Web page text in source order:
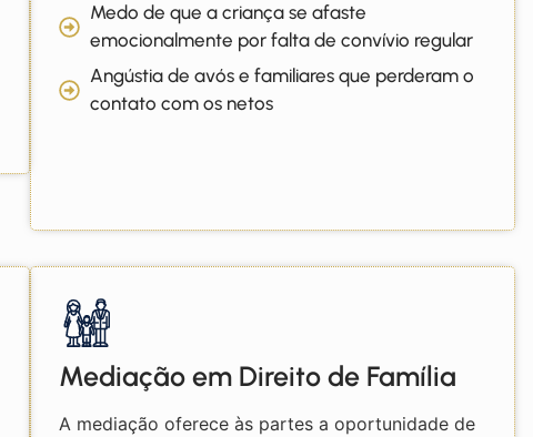
Medo de que a criança se afaste
emocionalmente por falta de convívio regular
Angústia de avós e familiares que perderam o
contato com os netos
Mediação em Direito de Família
A mediação oferece às partes a oportunidade de